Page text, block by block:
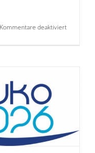
Kommentare deaktiviertfür